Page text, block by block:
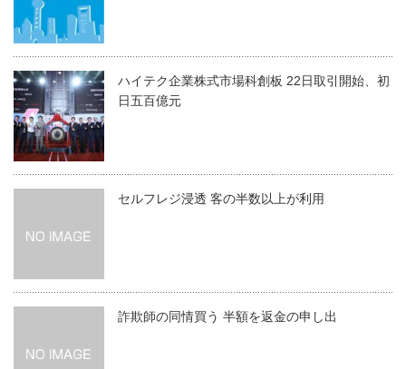
ハイテク企業株式市場科創板 22日取引開始、初
日五百億元
セルフレジ浸透 客の半数以上が利用
詐欺師の同情買う 半額を返金の申し出